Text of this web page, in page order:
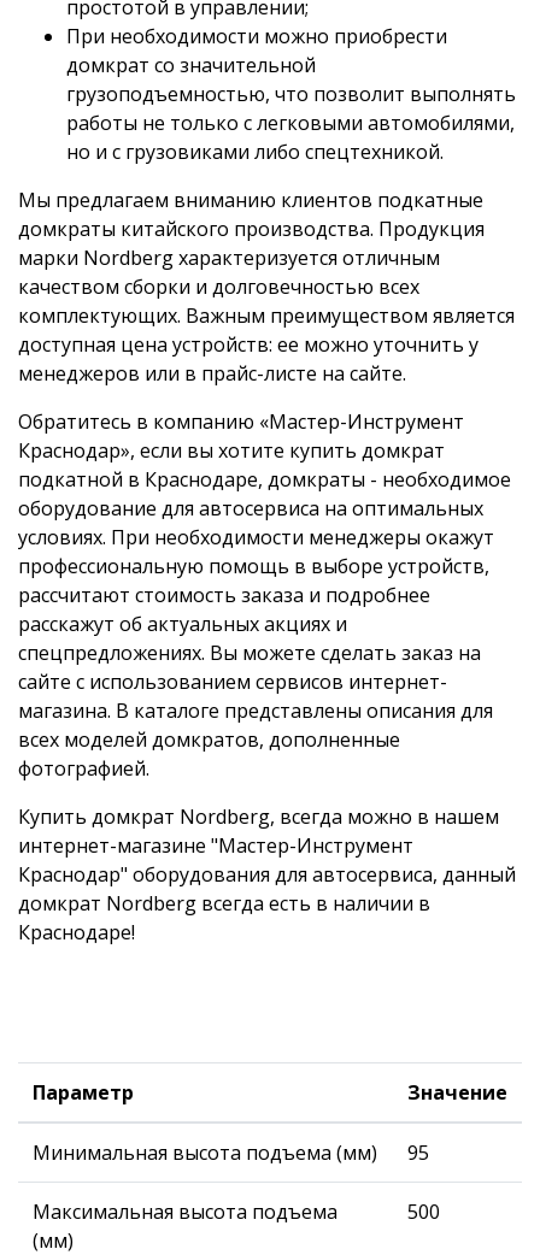
простотой в управлении;
При необходимости можно приобрести
домкрат со значительной
грузоподъемностью, что позволит выполнять
работы не только с легковыми автомобилями,
но и с грузовиками либо спецтехникой.
Мы предлагаем вниманию клиентов подкатные
домкраты китайского производства. Продукция
марки Nordberg характеризуется отличным
качеством сборки и долговечностью всех
комплектующих. Важным преимуществом является
доступная цена устройств: ее можно уточнить у
менеджеров или в прайс-листе на сайте.
Обратитесь в компанию «Мастер-Инструмент
Краснодар», если вы хотите купить домкрат
подкатной в Краснодаре, домкраты - необходимое
оборудование для автосервиса на оптимальных
условиях. При необходимости менеджеры окажут
профессиональную помощь в выборе устройств,
рассчитают стоимость заказа и подробнее
расскажут об актуальных акциях и
спецпредложениях. Вы можете сделать заказ на
сайте с использованием сервисов интернет-
магазина. В каталоге представлены описания для
всех моделей домкратов, дополненные
фотографией.
Купить домкрат Nordberg, всегда можно в нашем
интернет-магазине "Мастер-Инструмент
Краснодар" оборудования для автосервиса, данный
домкрат Nordberg всегда есть в наличии в
Краснодаре!
Параметр Значение
Минимальная высота подъема (мм) 95
Максимальная высота подъема
(мм)
500